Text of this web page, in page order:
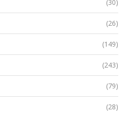
(30)
(26)
(149)
(243)
(79)
(28)